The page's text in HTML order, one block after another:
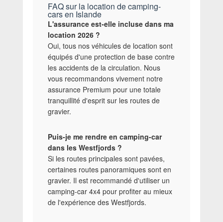
FAQ sur la location de camping-
cars en Islande
L'assurance est-elle incluse dans ma
location 2026 ?
Oui, tous nos véhicules de location sont
équipés d'une protection de base contre
les accidents de la circulation. Nous
vous recommandons vivement notre
assurance Premium pour une totale
tranquillité d'esprit sur les routes de
gravier.
Puis-je me rendre en camping-car
dans les Westfjords ?
Si les routes principales sont pavées,
certaines routes panoramiques sont en
gravier. Il est recommandé d'utiliser un
camping-car 4x4 pour profiter au mieux
de l'expérience des Westfjords.